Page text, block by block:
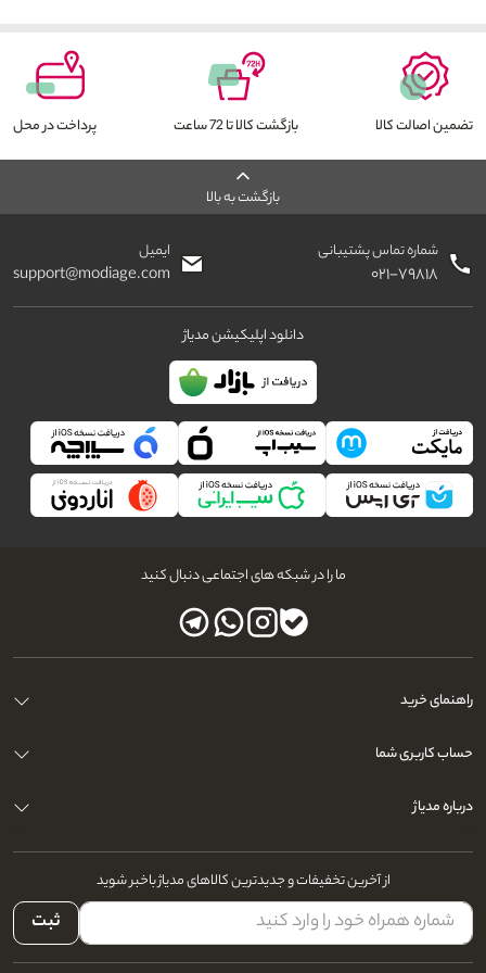
تضمین اصالت کالا بازگشت کالا تا 72 ساعت پرداخت در محل
بازگشت به بالا
شماره تماس پشتیبانی
۰۲۱-۷۹۸۱۸
ایمیل
support@modiage.com
دانلود اپلیکیشن مدیاژ
ما را در شبکه های اجتماعی دنبال کنید
راهنمای خرید
حساب کاربری شما
درباره مدیاژ
از آخرین تخفیفات و جدیدترین کالاهای مدیاژ باخبر شوید
ثبت